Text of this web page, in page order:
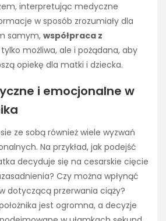
interpretując medyczne
w sposób zrozumiały dla
samym, współpraca z
możliwa, ale i pożądana, aby
opiekę dla matki i dziecka.
i emocjonalne w
ze sobą również wiele wyzwań
Na przykład, jak podejść
decyduje się na cesarskie cięcie
Czy można wpłynąć
dotyczącą przerwania ciąży?
jest ogromna, a decyzje